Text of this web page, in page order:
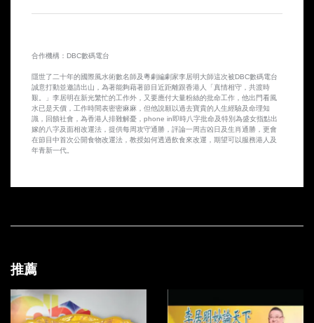
2014-10-06 第21集
2014-10-03 第20集
2014-10-02 第19集
2014-10-01 第18集
2014-09-25 第14集
合作機構：DBC數碼電台
隱世了二十年的國際風水術數名師及粵劇編劇家李居明大師這次被DBC數碼電台
誠意打動並邀請出山，為著能夠藉著節目近距離跟香港人「真情相守，共渡時
艱。」李居明在新光繁忙的工作外，又要應付大量粉絲的批命工作，他出門看風
水已是天價，工作時間表密密麻麻，但他說願以過去寶貴的人生經驗及命理知
識，回饋社會，為香港人排難解憂，phone in即時八字批命及特別為盛女指點出
嫁的八字及面相改運法，提供每周攻守通勝，評論一周吉凶日及生肖通勝，更會
在節目中首次公開食物改運法，教授如何透過飲食來改運，期望可以服務港人及
年青新一代。
推薦